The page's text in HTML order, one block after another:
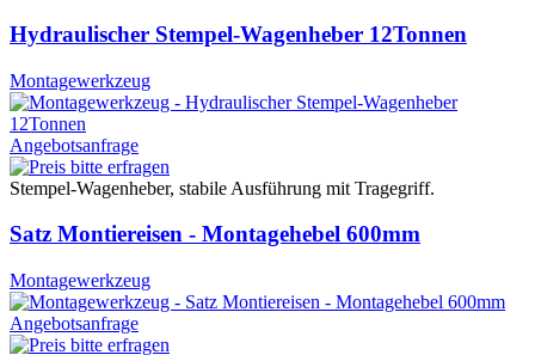
Hydraulischer Stempel-Wagenheber 12Tonnen
Montagewerkzeug
Angebotsanfrage
Stempel-Wagenheber, stabile Ausführung mit Tragegriff.
Satz Montiereisen - Montagehebel 600mm
Montagewerkzeug
Angebotsanfrage